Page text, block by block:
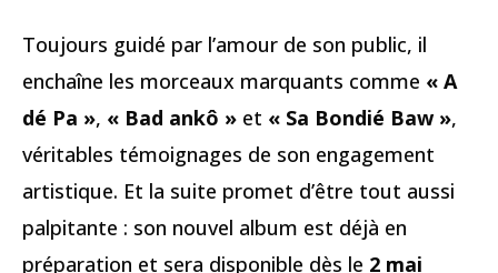
Toujours guidé par l’amour de son public, il
enchaîne les morceaux marquants comme « A
dé Pa », « Bad ankô » et « Sa Bondié Baw »,
véritables témoignages de son engagement
artistique. Et la suite promet d’être tout aussi
palpitante : son nouvel album est déjà en
préparation et sera disponible dès le 2 mai